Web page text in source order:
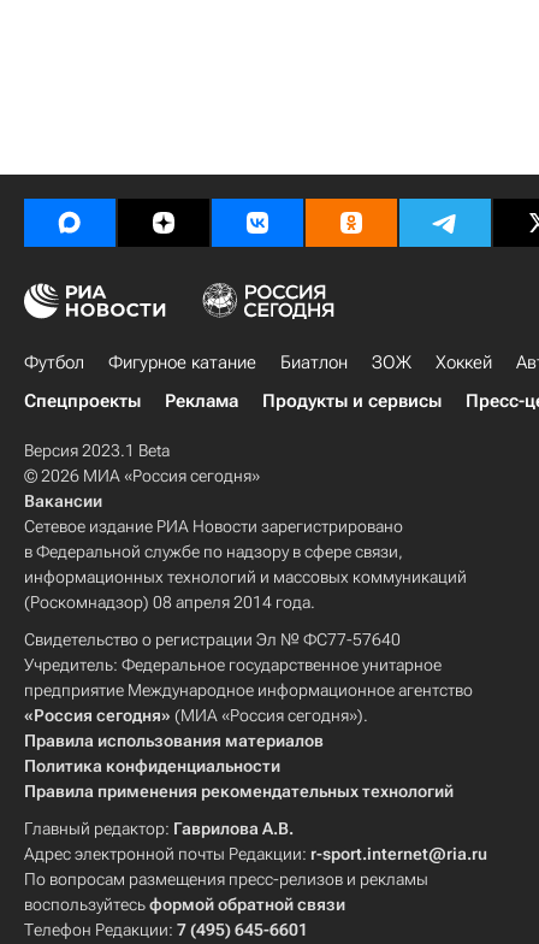
Футбол Фигурное катание Биатлон ЗОЖ Хоккей
Спецпроекты
Реклама Продукты и сервисы Пресс-
Версия 2023.1 Beta
© 2026 МИА «Россия сегодня»
Вакансии
Сетевое издание РИА Новости зарегистрировано
в Федеральной службе по надзору в сфере связи,
информационных технологий и массовых коммуникаций
(Роскомнадзор) 08 апреля 2014 года.
Свидетельство о регистрации Эл № ФС77-57640
Учредитель: Федеральное государственное унитарное
предприятие Международное информационное агентство
«Россия сегодня» (МИА «Россия сегодня»).
Правила использования материалов
Политика конфиденциальности
Правила применения рекомендательных технологий
Главный редактор: Гаврилова А.В.
Адрес электронной почты Редакции: r-sport.internet@ria.ru
По вопросам размещения пресс-релизов и рекламы
воспользуйтесьформой обратной связи
Телефон Редакции: 7 (495) 645-6601